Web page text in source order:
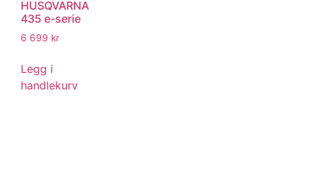
HUSQVARNA
435 e-serie
6 699 kr
Legg i
handlekurv